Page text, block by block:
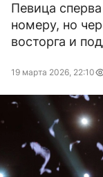
Певица
номеру, но
восторга и
19 марта 2026, 22:10